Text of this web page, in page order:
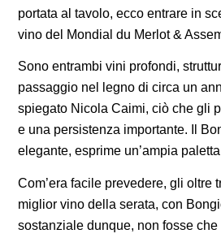
portata al tavolo, ecco entrare in
vino del Mondial du Merlot &
Sono entrambi vini profondi,
passaggio nel legno di circa un
spiegato Nicola Caimi, ciò che gli
e una persistenza importante. Il
elegante, esprime un’ampia
Com’era facile prevedere, gli oltre
miglior vino della serata, con
sostanziale dunque, non fosse